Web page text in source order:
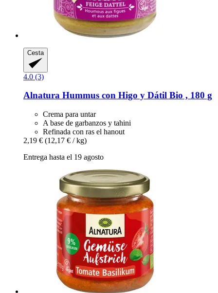
Cesta
4.0 (3)
Alnatura Hummus con Higo y Dátil Bio , 180 g
Crema para untar
A base de garbanzos y tahini
Refinada con ras el hanout
2,19 € (12,17 € / kg)
Entrega hasta el 19 agosto